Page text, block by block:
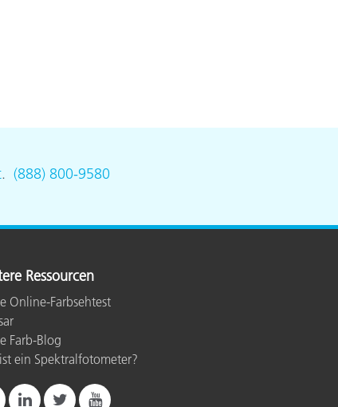
. (888) 800-9580
Ressourcen
Online-Farbsehtest
Farb-Blog
ein Spektralfotometer?